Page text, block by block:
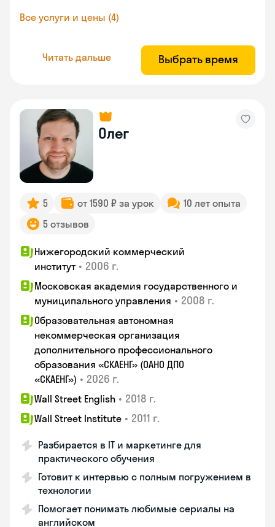
Все услуги и цены (4)
Читать дальше Выбрать время
Олег
5 от 1590 ₽ за урок
10 лет опыта
5 отзывов
Нижегородский коммерческий
институт • 2006 г.
Московская академия государственного и
муниципального управления • 2008 г.
Образовательная автономная
некоммерческая организация
дополнительного профессионального
образования «СКАЕНГ» (ОАНО ДПО
«СКАЕНГ») • 2026 г.
Wall Street English • 2018 г.
Wall Street Institute • 2011 г.
Разбирается в IT и маркетинге для
практического обучения
Готовит к интервью с полным погружением в
технологии
Помогает понимать любимые сериалы на
английском